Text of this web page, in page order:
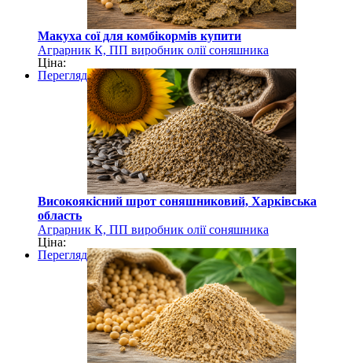
Макуха сої для комбікормів купити
Аграрник К, ПП виробник олії соняшника
Ціна:
Перегляд
Високоякісний шрот соняшниковий, Харківська
область
Аграрник К, ПП виробник олії соняшника
Ціна:
Перегляд